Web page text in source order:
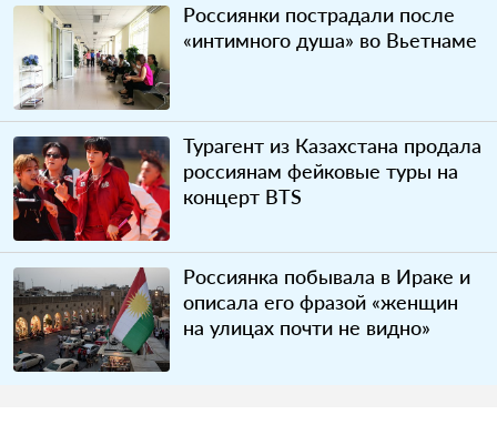
Россиянки пострадали после
«интимного душа» во Вьетнаме
Турагент из Казахстана продала
россиянам фейковые туры на
концерт BTS
Россиянка побывала в Ираке и
описала его фразой «женщин
на улицах почти не видно»